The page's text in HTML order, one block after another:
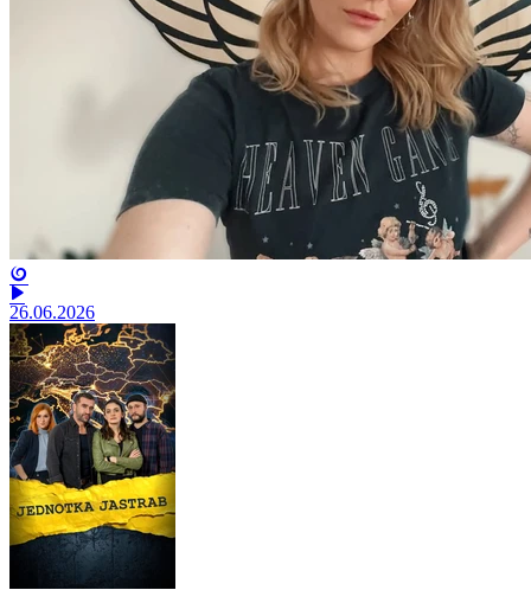
26.06.2026